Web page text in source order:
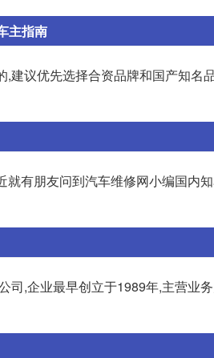
主指南
建议优先选择合资品牌和国产知名
有朋友问到汽车维修网小编国内
司,企业最早创立于1989年,主营业